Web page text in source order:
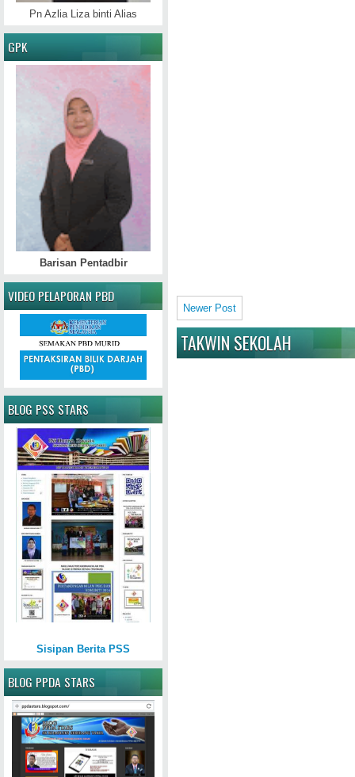
Newer Post
TAKWIN SEKOLAH
Pn Azlia Liza binti Alias
GPK
Barisan Pentadbir
VIDEO PELAPORAN PBD
BLOG PSS STARS
Sisipan Berita PSS
BLOG PPDA STARS